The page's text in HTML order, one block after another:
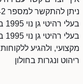
ניתן להתקשר למספר 035502042.
בעלי רהיטי גן נוי 1995 בע"מ? עדכנו את הפרופיל
מקצועי, ולהגיע
ריהוט ונגרות בחולון